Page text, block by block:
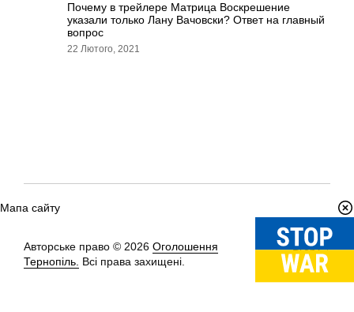
Почему в трейлере Матрица Воскрешение
указали только Лану Вачовски? Ответ на главный
вопрос
22 Лютого, 2021
Мапа сайту
Авторське право © 2026 Оголошення
Тернопіль. Всі права захищені.
Вгору